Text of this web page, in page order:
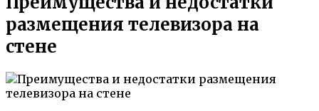
размещения телевизора на
стене